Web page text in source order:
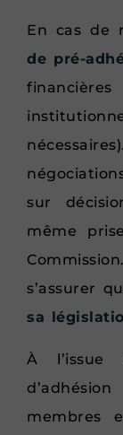
En cas de
de pré-
sur
même
s’assurer
sa
À
membres